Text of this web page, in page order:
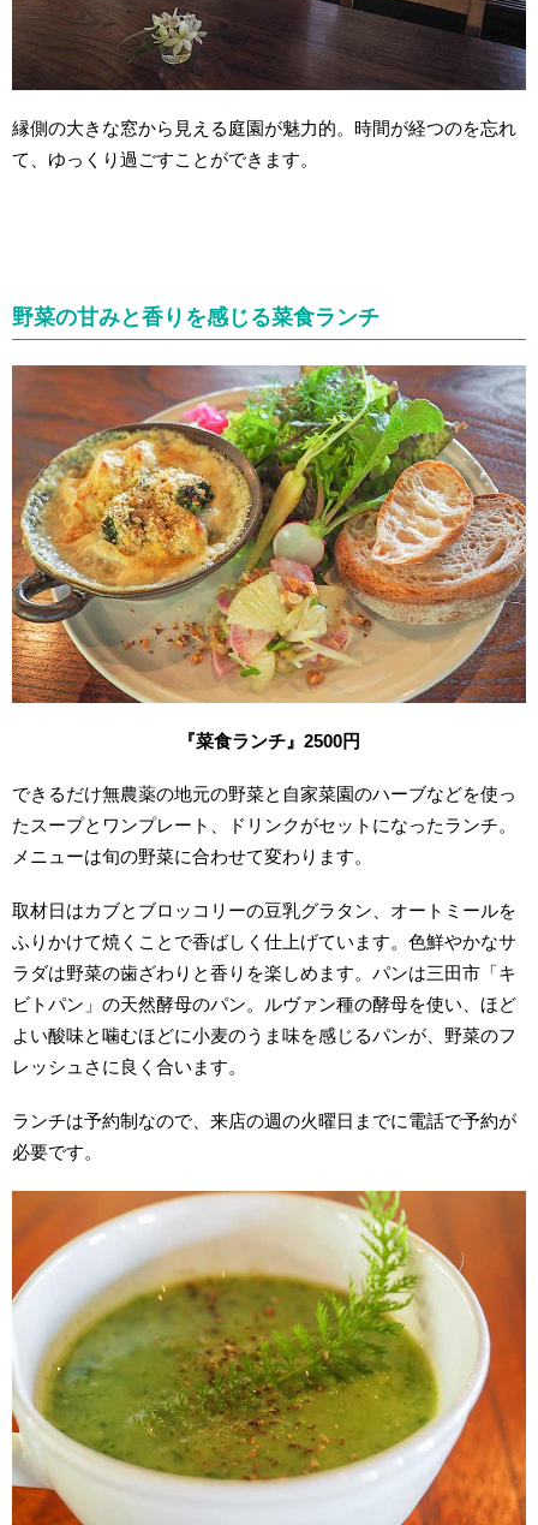
縁側の大きな窓から見える庭園が魅力的。時間が経つのを忘れ
て、ゆっくり過ごすことができます。
野菜の甘みと香りを感じる菜食ランチ
『菜食ランチ』2500円
できるだけ無農薬の地元の野菜と自家菜園のハーブなどを使っ
たスープとワンプレート、ドリンクがセットになったランチ。
メニューは旬の野菜に合わせて変わります。
取材日はカブとブロッコリーの豆乳グラタン、オートミールを
ふりかけて焼くことで香ばしく仕上げています。色鮮やかなサ
ラダは野菜の歯ざわりと香りを楽しめます。パンは三田市「キ
ビトパン」の天然酵母のパン。ルヴァン種の酵母を使い、ほど
よい酸味と噛むほどに小麦のうま味を感じるパンが、野菜のフ
レッシュさに良く合います。
ランチは予約制なので、来店の週の火曜日までに電話で予約が
必要です。